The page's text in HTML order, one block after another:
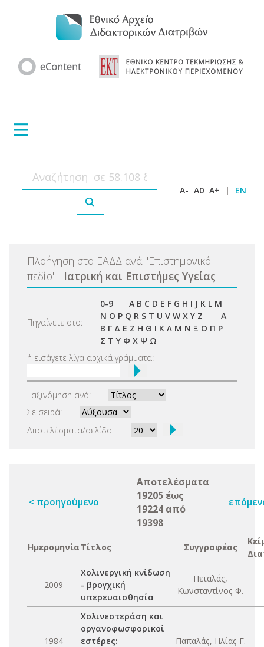
A- A0 A+ | EN
Πλοήγηση στο ΕΑΔΔ ανά "Επιστημονικό
πεδίο" : Ιατρική και Επιστήμες Υγείας
Πηγαίνετε στο:
0-9 | A B C D E F G H I J K L M
N O P Q R S T U V W X Y Z | Α
Β Γ Δ Ε Ζ Η Θ Ι Κ Λ Μ Ν Ξ Ο Π Ρ
Σ Τ Υ Φ Χ Ψ Ω
ή εισάγετε λίγα αρχικά γράμματα:
Ταξινόμηση ανά:
Σε σειρά:
Αποτελέσματα/σελίδα:
< προηγούμενο
Αποτελέσματα
19205 έως
19224 από
19398
Ημερομηνία Τίτλος Συγγραφέας
2009
Χολινεργική κνίδωση
- βρογχική
υπερευαισθησία
Πεταλάς,
Κωνσταντίνος Φ.
1984
Χολινεστεράση και
οργανοφωσφορικοί
εστέρες:
Παπαλάς, Ηλίας Γ.